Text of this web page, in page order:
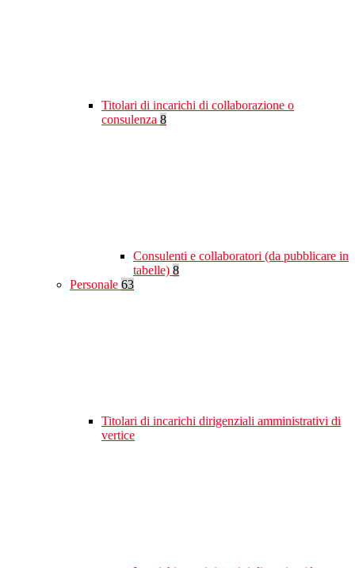
Titolari di incarichi di collaborazione o
consulenza 8
Consulenti e collaboratori (da pubblicare in
tabelle) 8
Personale 63
Titolari di incarichi dirigenziali amministrativi di
vertice